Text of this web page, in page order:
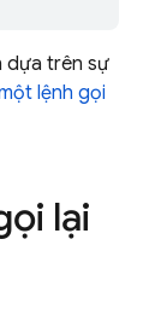
dựa trên sự
lệnh gọi
lại